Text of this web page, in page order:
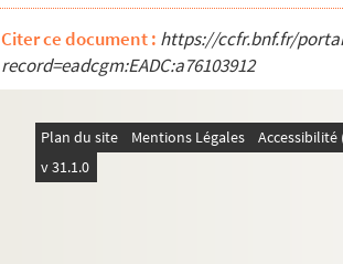
Harcourt
Henneau, E.
Citer ce document : https://ccfr.bnf.fr/
record=eadcgm:EADC:a76103912
Plan du site Mentions Légales
v 31.1.0